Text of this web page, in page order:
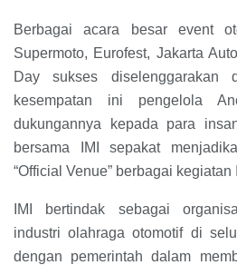
Berbagai acara besar event
Supermoto, Eurofest, Jakarta
Day sukses
kesempatan ini pengelola
dukungannya kepada para
bersama IMI sepakat
“Official Venue” berbagai kegiatan
IMI bertindak sebagai
industri olahraga otomotif di
dengan pemerintah dalam